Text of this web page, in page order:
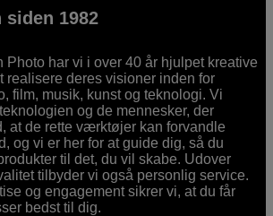
siden 1982
Photo har vi i over 40 år hjulpet kreative
realisere deres visioner inden for
film, musik, kunst og teknologi. Vi
og de mennesker, der
at de rette værktøjer kan forvandle
og vi er her for at guide dig, så du
til det, du vil skabe. Udover
tilbyder vi også personlig service.
og engagement sikrer vi, at du får
bedst til dig.